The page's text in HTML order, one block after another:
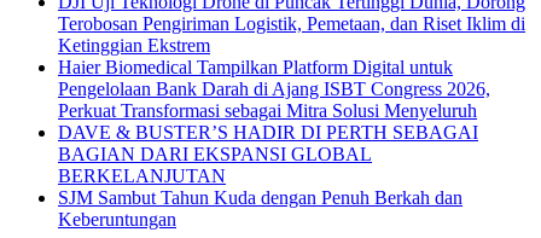
Terobosan Pengiriman Logistik, Pemetaan, dan Riset Iklim di
Ketinggian Ekstrem
Haier Biomedical Tampilkan Platform Digital untuk
Pengelolaan Bank Darah di Ajang ISBT Congress 2026,
Perkuat Transformasi sebagai Mitra Solusi Menyeluruh
DAVE & BUSTER’S HADIR DI PERTH SEBAGAI
BAGIAN DARI EKSPANSI GLOBAL
BERKELANJUTAN
SJM Sambut Tahun Kuda dengan Penuh Berkah dan
Keberuntungan